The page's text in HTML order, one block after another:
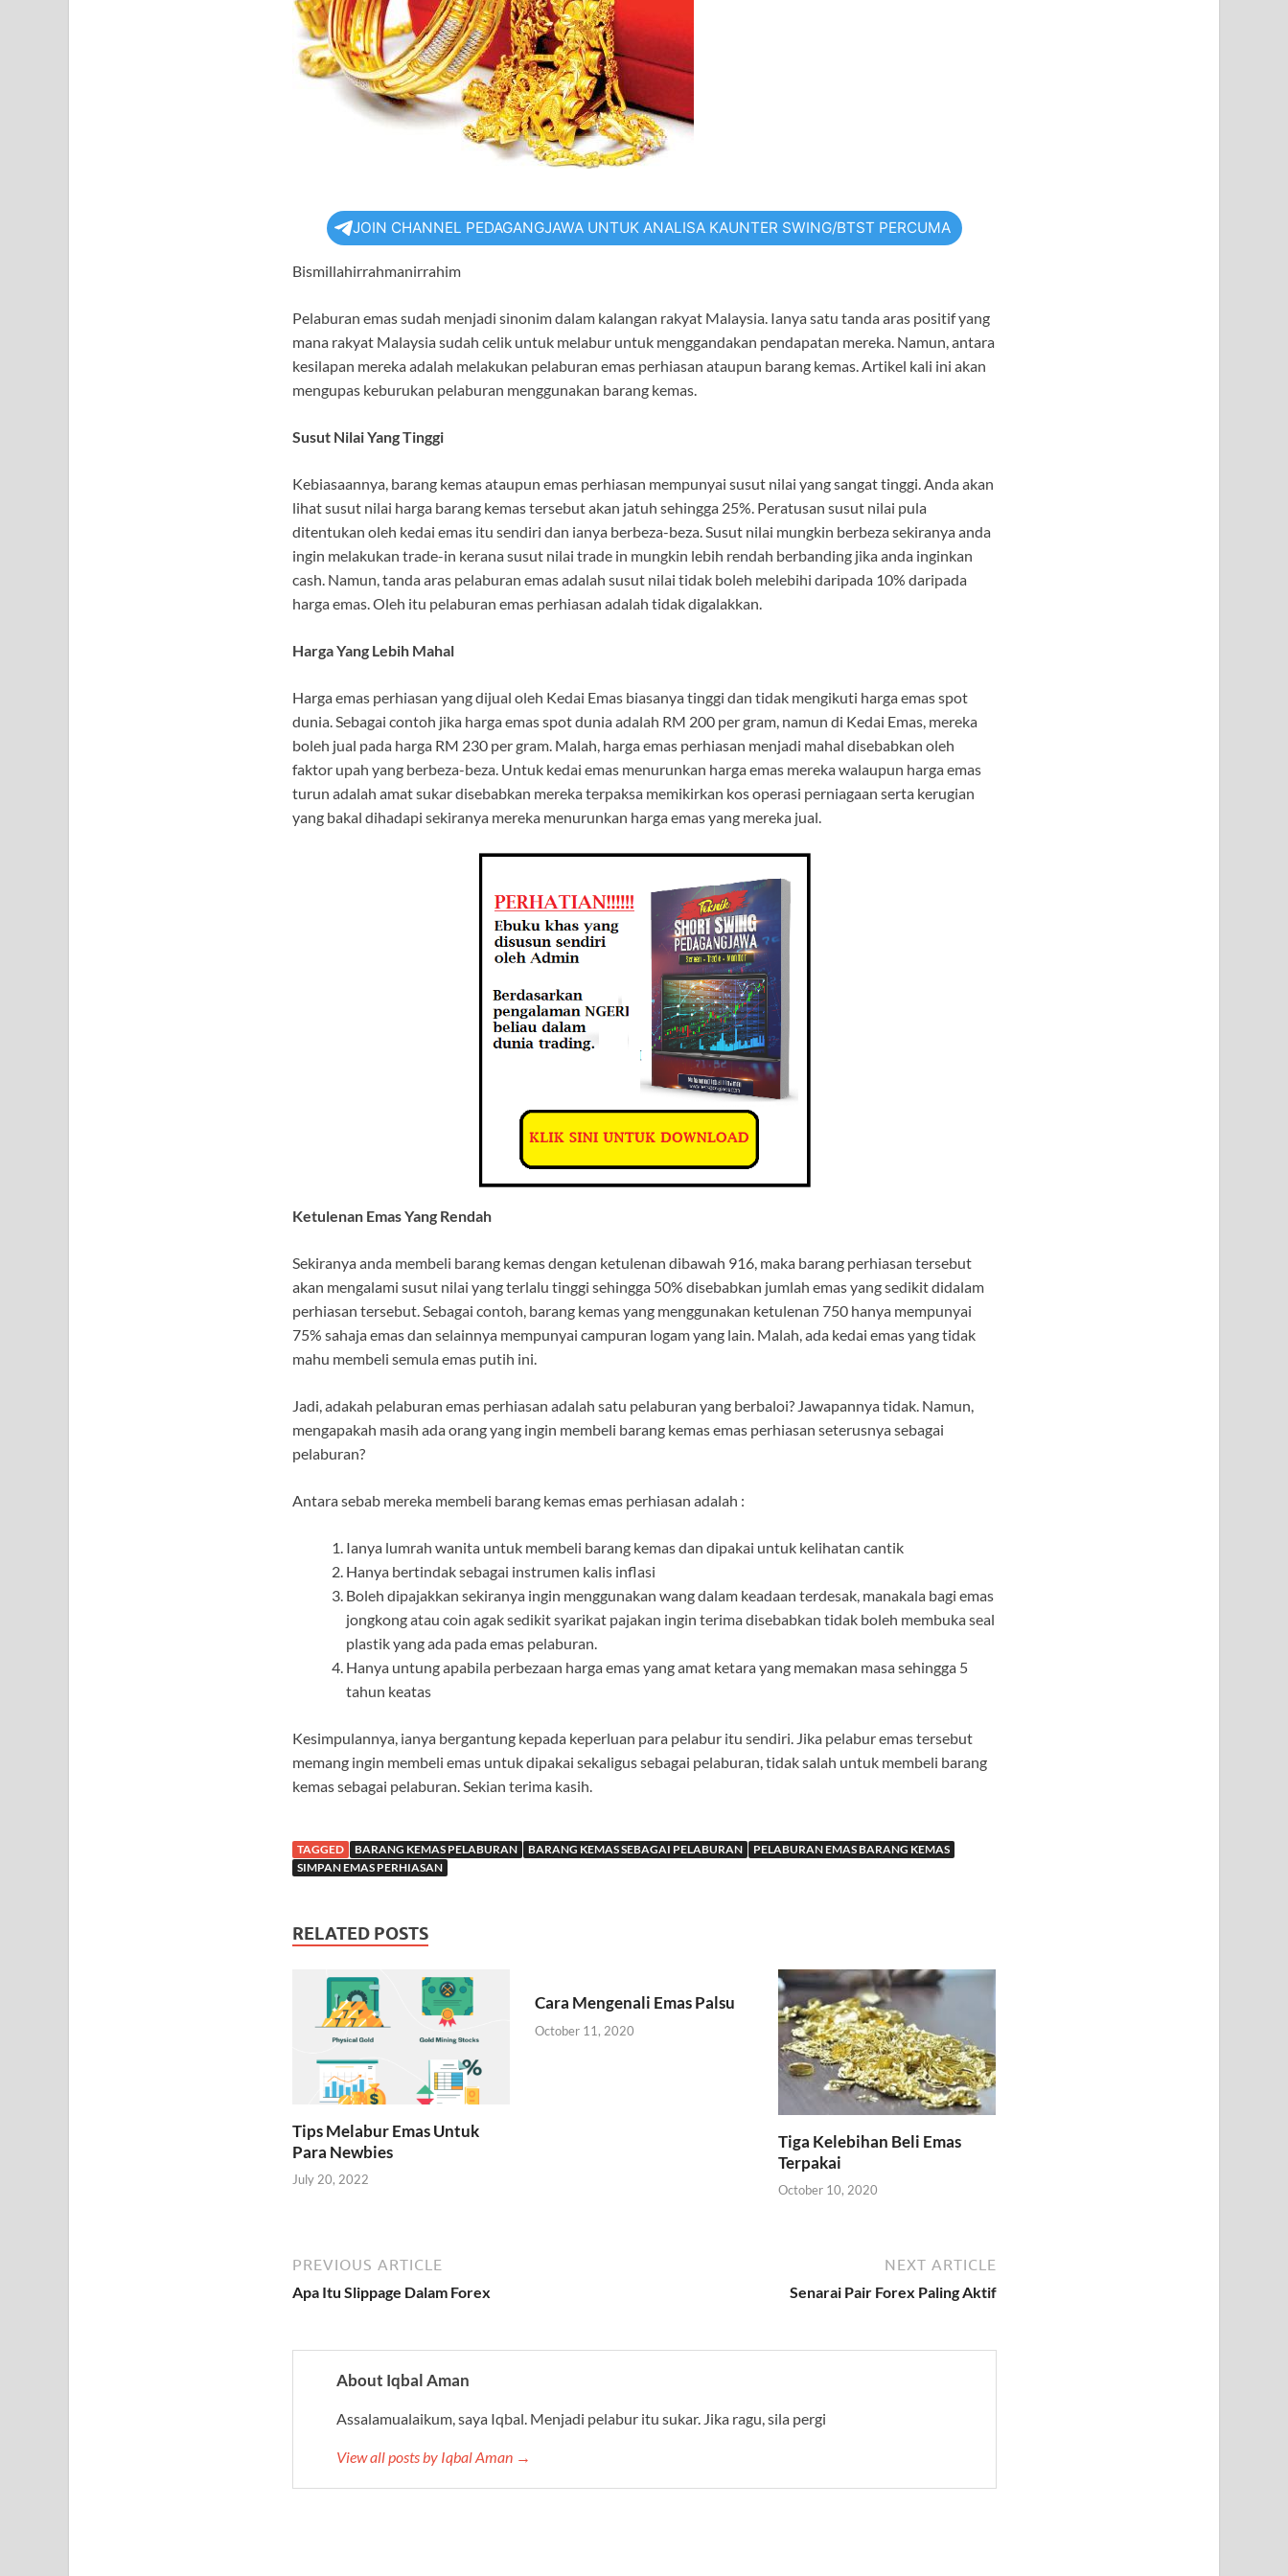
JOIN CHANNEL PEDAGANGJAWA UNTUK ANALISA KAUNTER SWING/BTST PERCUMA
Bismillahirrahmanirrahim
Pelaburan emas sudah menjadi sinonim dalam kalangan rakyat Malaysia. Ianya satu tanda aras positif yang
mana rakyat Malaysia sudah celik untuk melabur untuk menggandakan pendapatan mereka. Namun, antara
kesilapan mereka adalah melakukan pelaburan emas perhiasan ataupun barang kemas. Artikel kali ini akan
mengupas keburukan pelaburan menggunakan barang kemas.
Susut Nilai Yang Tinggi
Kebiasaannya, barang kemas ataupun emas perhiasan mempunyai susut nilai yang sangat tinggi. Anda akan
lihat susut nilai harga barang kemas tersebut akan jatuh sehingga 25%. Peratusan susut nilai pula
ditentukan oleh kedai emas itu sendiri dan ianya berbeza-beza. Susut nilai mungkin berbeza sekiranya anda
ingin melakukan trade-in kerana susut nilai trade in mungkin lebih rendah berbanding jika anda inginkan
cash. Namun, tanda aras pelaburan emas adalah susut nilai tidak boleh melebihi daripada 10% daripada
harga emas. Oleh itu pelaburan emas perhiasan adalah tidak digalakkan.
Harga Yang Lebih Mahal
Harga emas perhiasan yang dijual oleh Kedai Emas biasanya tinggi dan tidak mengikuti harga emas spot
dunia. Sebagai contoh jika harga emas spot dunia adalah RM 200 per gram, namun di Kedai Emas, mereka
boleh jual pada harga RM 230 per gram. Malah, harga emas perhiasan menjadi mahal disebabkan oleh
faktor upah yang berbeza-beza. Untuk kedai emas menurunkan harga emas mereka walaupun harga emas
turun adalah amat sukar disebabkan mereka terpaksa memikirkan kos operasi perniagaan serta kerugian
yang bakal dihadapi sekiranya mereka menurunkan harga emas yang mereka jual.
Ketulenan Emas Yang Rendah
Sekiranya anda membeli barang kemas dengan ketulenan dibawah 916, maka barang perhiasan tersebut
akan mengalami susut nilai yang terlalu tinggi sehingga 50% disebabkan jumlah emas yang sedikit didalam
perhiasan tersebut. Sebagai contoh, barang kemas yang menggunakan ketulenan 750 hanya mempunyai
75% sahaja emas dan selainnya mempunyai campuran logam yang lain. Malah, ada kedai emas yang tidak
mahu membeli semula emas putih ini.
Jadi, adakah pelaburan emas perhiasan adalah satu pelaburan yang berbaloi? Jawapannya tidak. Namun,
mengapakah masih ada orang yang ingin membeli barang kemas emas perhiasan seterusnya sebagai
pelaburan?
Antara sebab mereka membeli barang kemas emas perhiasan adalah :
Ianya lumrah wanita untuk membeli barang kemas dan dipakai untuk kelihatan cantik
Hanya bertindak sebagai instrumen kalis inflasi
Boleh dipajakkan sekiranya ingin menggunakan wang dalam keadaan terdesak, manakala bagi emas
jongkong atau coin agak sedikit syarikat pajakan ingin terima disebabkan tidak boleh membuka seal
plastik yang ada pada emas pelaburan.
Hanya untung apabila perbezaan harga emas yang amat ketara yang memakan masa sehingga 5
tahun keatas
Kesimpulannya, ianya bergantung kepada keperluan para pelabur itu sendiri. Jika pelabur emas tersebut
memang ingin membeli emas untuk dipakai sekaligus sebagai pelaburan, tidak salah untuk membeli barang
kemas sebagai pelaburan. Sekian terima kasih.
TAGGED BARANG KEMAS PELABURAN BARANG KEMAS SEBAGAI PELABURAN
PELABURAN EMAS BARANG KEMAS
SIMPAN EMAS PERHIASAN
RELATED POSTS
Tips Melabur Emas Untuk
Para Newbies
July 20, 2022
Cara Mengenali Emas Palsu
October 11, 2020
Tiga Kelebihan Beli Emas
Terpakai
October 10, 2020
PREVIOUS ARTICLE
Apa Itu Slippage Dalam Forex
NEXT ARTICLE
Senarai Pair Forex Paling Aktif
About Iqbal Aman
Assalamualaikum, saya Iqbal. Menjadi pelabur itu sukar. Jika ragu, sila pergi
View all posts by Iqbal Aman →